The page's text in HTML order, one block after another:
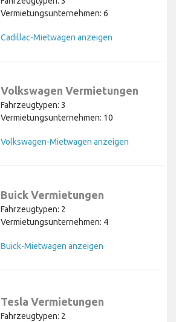
Vermietungsunternehmen: 6
Cadillac-Mietwagen anzeigen
Volkswagen Vermietungen
Fahrzeugtypen: 3
Vermietungsunternehmen: 10
Volkswagen-Mietwagen anzeigen
Buick Vermietungen
Fahrzeugtypen: 2
Vermietungsunternehmen: 4
Buick-Mietwagen anzeigen
Tesla Vermietungen
Fahrzeugtypen: 2